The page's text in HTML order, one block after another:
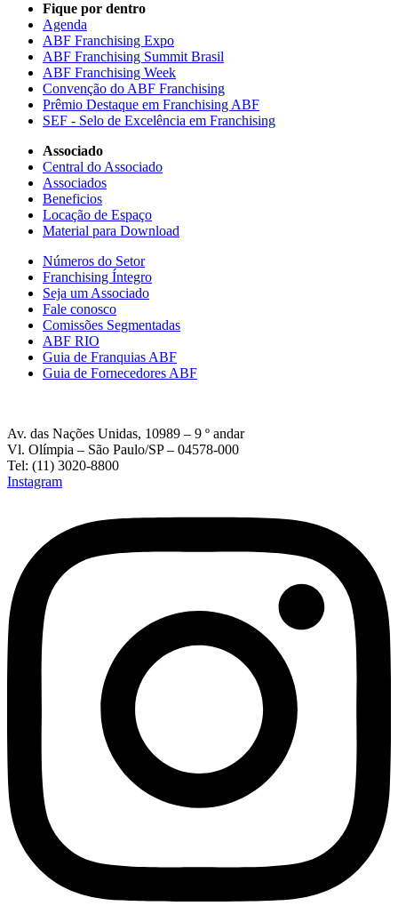
Fique por dentro
Agenda
ABF Franchising Expo
ABF Franchising Summit Brasil
ABF Franchising Week
Convenção do ABF Franchising
Prêmio Destaque em Franchising ABF
SEF - Selo de Excelência em Franchising
Associado
Central do Associado
Associados
Beneficios
Locação de Espaço
Material para Download
Números do Setor
Franchising Íntegro
Seja um Associado
Fale conosco
Comissões Segmentadas
ABF RIO
Guia de Franquias ABF
Guia de Fornecedores ABF
Av. das Nações Unidas, 10989 – 9 º andar
Vl. Olímpia – São Paulo/SP – 04578-000
Tel: (11) 3020-8800
Instagram